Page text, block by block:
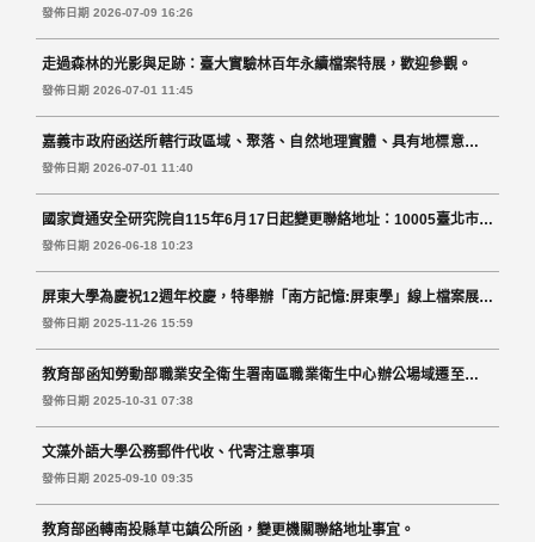
文 2.對照表)
發佈日期 2026-07-09 16:26
走過森林的光影與足跡：臺大實驗林百年永續檔案特展，歡迎參觀。
發佈日期 2026-07-01 11:45
嘉義市政府函送所轄行政區域、聚落、自然地理實體、具有地標意義公
共設施及街道之標準地名清冊(如附件)乙份，請參考。
發佈日期 2026-07-01 11:40
國家資通安全研究院自115年6月17日起變更聯絡地址：10005臺北市中
正區寶慶路25號7樓
發佈日期 2026-06-18 10:23
屏東大學為慶祝12週年校慶，特舉辦「南方記憶:屏東學」線上檔案展，
敬請點閱參觀。
發佈日期 2025-11-26 15:59
教育部函知勞動部職業安全衛生署南區職業衛生中心辦公場域遷至中央
機關河堤辦公大樓。
發佈日期 2025-10-31 07:38
文藻外語大學公務郵件代收、代寄注意事項
發佈日期 2025-09-10 09:35
教育部函轉南投縣草屯鎮公所函，變更機關聯絡地址事宜。